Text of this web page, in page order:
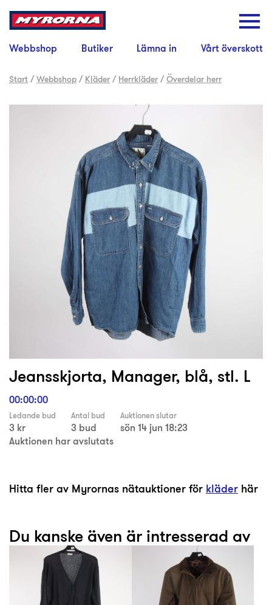
Webbshop Butiker Lämna in Vårt överskott
Start /Webbshop / Kläder / Herrkläder /Överdelar herr
Jeansskjorta, Manager, blå, stl. L
00:00:00
Ledande bud
3 kr
Antal bud
3 bud
Auktionen slutar
sön 14 jun 18:23
Auktionen har avslutats
Hitta fler av Myrornas nätauktioner för kläder här
Du kanske även är intresserad av